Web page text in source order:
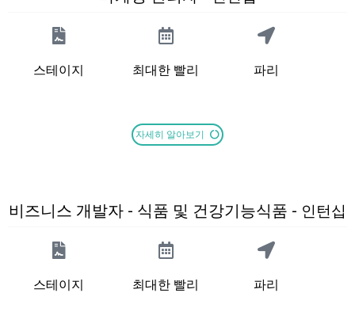
스테이지 최대한 빨리 파리
자세히 알아보기
비즈니스 개발자 - 식품 및 건강기능식품 - 인턴십
스테이지 최대한 빨리 파리